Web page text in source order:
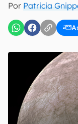
Por Patricia
Uso e Política